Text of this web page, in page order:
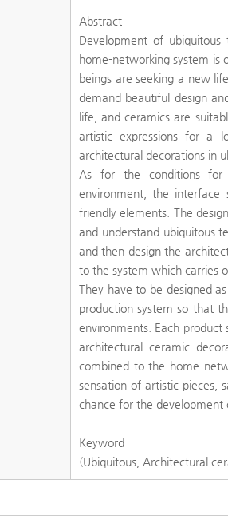
Abstract
Development of
home-networking system is
beings are seeking a new
demand beautiful design
life, and ceramics are
artistic expressions for a
architectural decorations in
As for the conditions for
environment, the interface
friendly elements. The
and understand ubiquitous
and then design the
to the system which carries
They have to be designed
production system so that
environments. Each
architectural ceramic
combined to the home
sensation of artistic pieces,
chance for the development
Keyword
(Ubiquitous, Architectural